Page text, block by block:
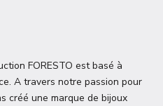
FORESTO est basé à
A travers notre passion pour
créé une marque de bijoux